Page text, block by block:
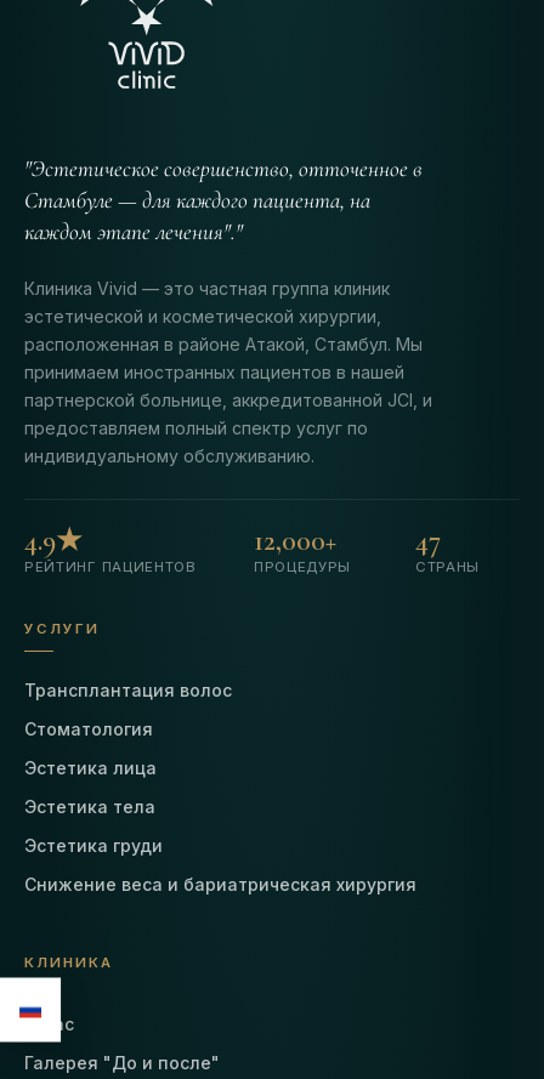
"Эстетическое совершенство, отточенное в
Стамбуле — для каждого пациента, на
каждом этапе лечения"."
Клиника Vivid — это частная группа клиник
эстетической и косметической хирургии,
расположенная в районе Атакой, Стамбул. Мы
принимаем иностранных пациентов в нашей
партнерской больнице, аккредитованной JCI, и
предоставляем полный спектр услуг по
индивидуальному обслуживанию.
4.9★
РЕЙТИНГ ПАЦИЕНТОВ
12,000+
ПРОЦЕДУРЫ
47
СТРАНЫ
УСЛУГИ
Трансплантация волос
Стоматология
Эстетика лица
Эстетика тела
Эстетика груди
Снижение веса и бариатрическая хирургия
КЛИНИКА
О нас
Галерея "До и после"